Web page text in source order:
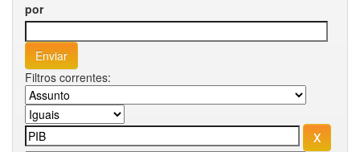
por
Filtros correntes: